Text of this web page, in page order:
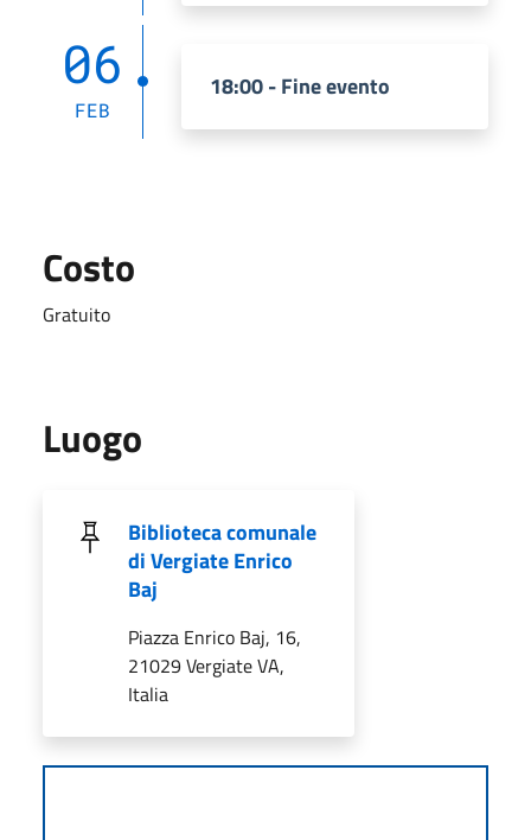
06
FEB
18:00 - Fine evento
Costo
Gratuito
Luogo
Biblioteca comunale
di Vergiate Enrico
Baj
Piazza Enrico Baj, 16,
21029 Vergiate VA,
Italia